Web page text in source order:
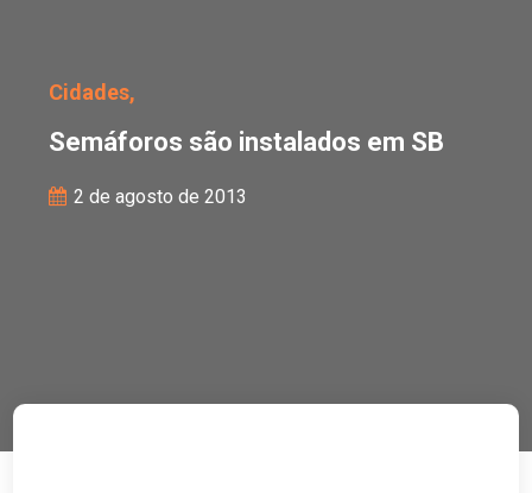
Cidades,
Semáforos são instalados em SB
2 de agosto de 2013